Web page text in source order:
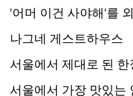
'어머 이건 사야해'를
나그네 게스트하우스
서울에서 제대로 된
서울에서 가장 맛있는